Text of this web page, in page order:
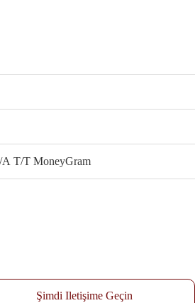
T/T MoneyGram
Şimdi Iletişime Geçin